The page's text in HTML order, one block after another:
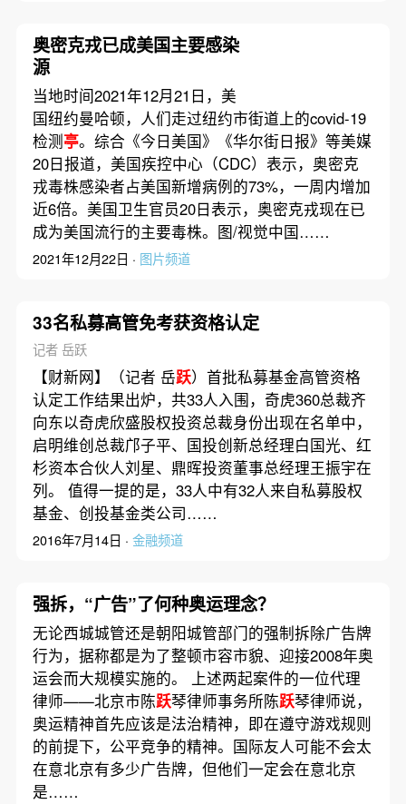
奥密克戎已成美国主要感染
源
当地时间2021年12月21日，美
国纽约曼哈顿，人们走过纽约市街道上的covid-19
检测亭。综合《今日美国》《华尔街日报》等美媒
20日报道，美国疾控中心（CDC）表示，奥密克
戎毒株感染者占美国新增病例的73%，一周内增加
近6倍。美国卫生官员20日表示，奥密克戎现在已
成为美国流行的主要毒株。图/视觉中国……
2021年12月22日 · 图片频道
33名私募高管免考获资格认定
记者 岳跃
【财新网】（记者 岳跃）首批私募基金高管资格
认定工作结果出炉，共33人入围，奇虎360总裁齐
向东以奇虎欣盛股权投资总裁身份出现在名单中，
启明维创总裁邝子平、国投创新总经理白国光、红
杉资本合伙人刘星、鼎晖投资董事总经理王振宇在
列。 值得一提的是，33人中有32人来自私募股权
基金、创投基金类公司……
2016年7月14日 · 金融频道
强拆，“广告”了何种奥运理念？
无论西城城管还是朝阳城管部门的强制拆除广告牌
行为，据称都是为了整顿市容市貌、迎接2008年奥
运会而大规模实施的。 上述两起案件的一位代理
律师——北京市陈跃琴律师事务所陈跃琴律师说，
奥运精神首先应该是法治精神，即在遵守游戏规则
的前提下，公平竞争的精神。国际友人可能不会太
在意北京有多少广告牌，但他们一定会在意北京
是……